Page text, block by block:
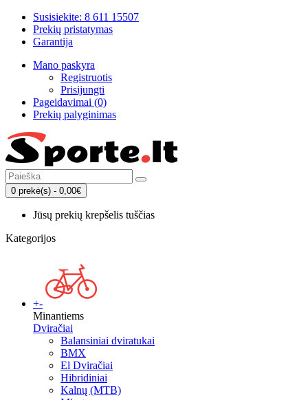
Susisiekite: 8 611 15507
Prekių pristatymas
Garantija
Mano paskyra
Registruotis
Prisijungti
Pageidavimai (0)
Prekių palyginimas
0 prekė(s) - 0,00€
Jūsų prekių krepšelis tuščias
Kategorijos
+-
Minantiems
Dviračiai
Balansiniai dviratukai
BMX
El Dviračiai
Hibridiniai
Kalnų (MTB)